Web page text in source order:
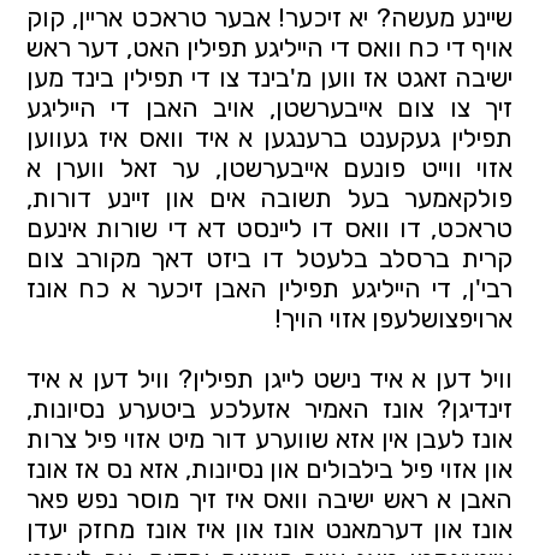
שיינע מעשה? יא זיכער! אבער טראכט אריין, קוק
אויף די כח וואס די הייליגע תפילין האט, דער ראש
ישיבה זאגט אז ווען מ'בינד צו די תפילין בינד מען
זיך צו צום אייבערשטן, אויב האבן די הייליגע
תפילין געקענט ברענגען א איד וואס איז געווען
אזוי ווייט פונעם אייבערשטן, ער זאל ווערן א
פולקאמער בעל תשובה אים און זיינע דורות,
טראכט, דו וואס דו ליינסט דא די שורות אינעם
קרית ברסלב בלעטל דו ביזט דאך מקורב צום
רבי'ן, די הייליגע תפילין האבן זיכער א כח אונז
ארויפצושלעפן אזוי הויך!
וויל דען א איד נישט לייגן תפילין? וויל דען א איד
זינדיגן? אונז האמיר אזעלכע ביטערע נסיונות,
אונז לעבן אין אזא שווערע דור מיט אזוי פיל צרות
און אזוי פיל בילבולים און נסיונות, אזא נס אז אונז
האבן א ראש ישיבה וואס איז זיך מוסר נפש פאר
אונז און דערמאנט אונז און איז אונז מחזק יעדן